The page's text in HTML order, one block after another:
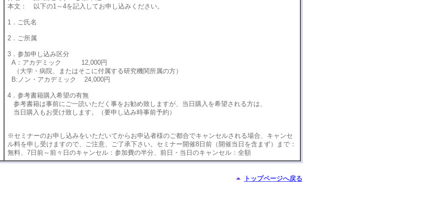
本文： 以下の1～4を記入してお申し込みください。
1．ご氏名
2．ご所属
3．参加申し込み区分
A：アカデミック 12,000円
（大学・病院、またはそこに付属する研究機関所属の方）
B:ノン・アカデミック 24,000円
4．参考書籍購入希望の有無
参考書籍は事前にご一読いただく事をお勧め致しますが、当日購入を希望される方は、
当日購入もお受け致します。（要申し込み時事前予約）
※セミナーのお申し込みをいただいてからお申込者様のご都合でキャンセルされる場合、キャンセ
ル料を申し受けますので、ご注意、ご了承下さい。セミナー開催8日前（開催当日を含まず）まで：
無料、7日前～前々日のキャンセル：参加費の半分、前日・当日のキャンセル：全額
トップページへ戻る